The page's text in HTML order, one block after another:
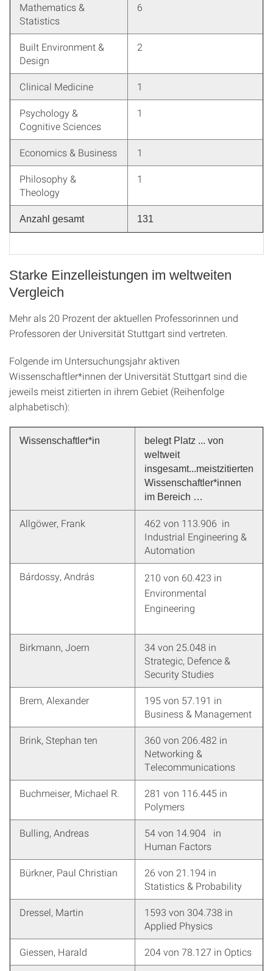
Mathematics &
Statistics
6
Built Environment &
Design
2
Clinical Medicine 1
Psychology &
Cognitive Sciences
1
Economics & Business 1
Philosophy &
Theology
1
Anzahl gesamt 131
Starke Einzelleistungen im weltweiten
Vergleich
Mehr als 20 Prozent der aktuellen Professorinnen und
Professoren der Universität Stuttgart sind vertreten.
Folgende im Untersuchungsjahr aktiven
Wissenschaftler*innen der Universität Stuttgart sind die
jeweils meist zitierten in ihrem Gebiet (Reihenfolge
alphabetisch):
Wissenschaftler*in
belegt Platz ... von
weltweit
insgesamt...meistzitierten
Wissenschaftler*innen
im Bereich …
Allgöwer, Frank
462 von 113.906 in
Industrial Engineering &
Automation
Bárdossy, András
210 von 60.423 in
Environmental
Engineering
Birkmann, Joern
34 von 25.048 in
Strategic, Defence &
Security Studies
Brem, Alexander
195 von 57.191 in
Business & Management
Brink, Stephan ten
360 von 206.482 in
Networking &
Telecommunications
Buchmeiser, Michael R.
281 von 116.445 in
Polymers
Bulling, Andreas
54 von 14.904 in
Human Factors
Bürkner, Paul Christian
26 von 21.194 in
Statistics & Probability
Dressel, Martin
1593 von 304.738 in
Applied Physics
Giessen, Harald 204 von 78.127 in Optics